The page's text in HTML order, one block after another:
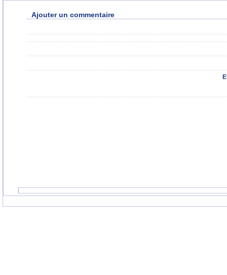
Ajouter un commentaire